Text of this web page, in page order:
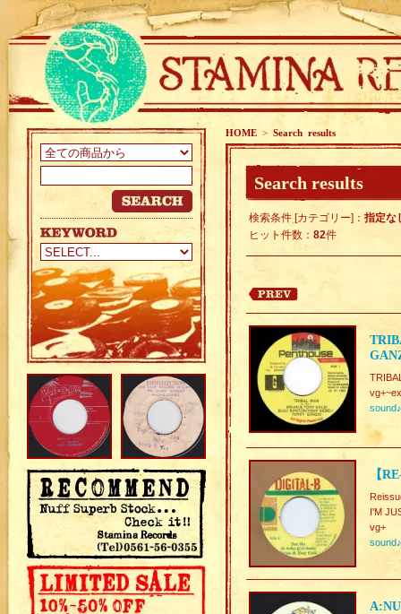
HOME > Search results
Search results
検索条件 [カテゴリー]： 指定な
ヒット件数： 82件
sound♪
【
I'M
vg+
sound♪